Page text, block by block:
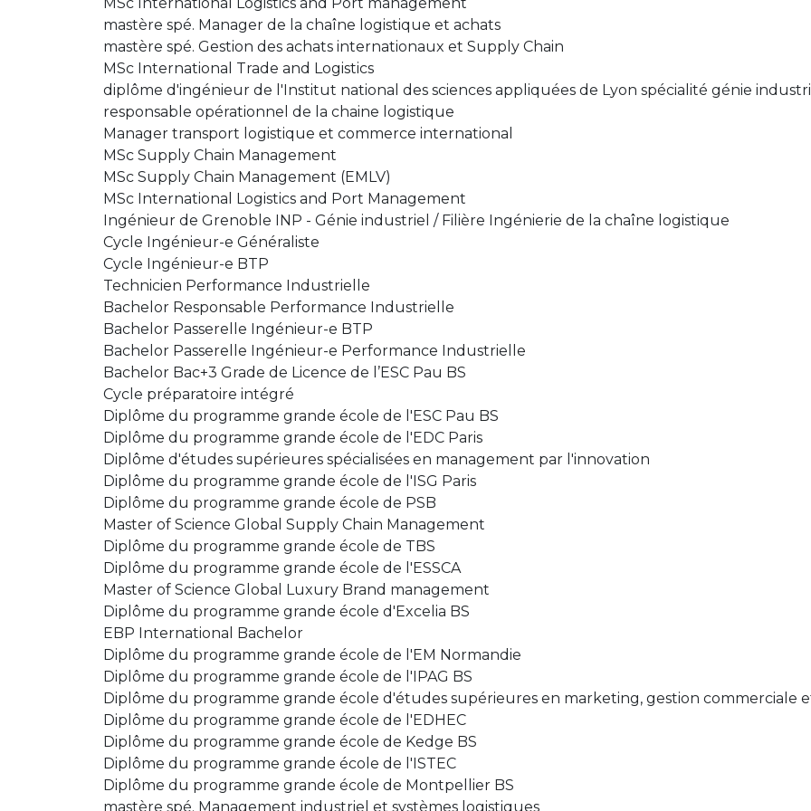
mastère spé. Manager de la chaîne logistique et achats
mastère spé. Gestion des achats internationaux et Supply Chain
MSc International Trade and Logistics
diplôme d'ingénieur de l'Institut national des sciences appliquées de Lyon spécialité génie
responsable opérationnel de la chaine logistique
Manager transport logistique et commerce international
MSc Supply Chain Management
MSc Supply Chain Management (EMLV)
MSc International Logistics and Port Management
Ingénieur de Grenoble INP - Génie industriel / Filière Ingénierie de la chaîne logistique
Cycle Ingénieur-e Généraliste
Cycle Ingénieur-e BTP
Technicien Performance Industrielle
Bachelor Responsable Performance Industrielle
Bachelor Passerelle Ingénieur-e BTP
Bachelor Passerelle Ingénieur-e Performance Industrielle
Bachelor Bac+3 Grade de Licence de l’ESC Pau BS
Cycle préparatoire intégré
Diplôme du programme grande école de l'ESC Pau BS
Diplôme du programme grande école de l'EDC Paris
Diplôme d'études supérieures spécialisées en management par l'innovation
Diplôme du programme grande école de l'ISG Paris
Diplôme du programme grande école de PSB
Master of Science Global Supply Chain Management
Diplôme du programme grande école de TBS
Diplôme du programme grande école de l'ESSCA
Master of Science Global Luxury Brand management
Diplôme du programme grande école d'Excelia BS
EBP International Bachelor
Diplôme du programme grande école de l'EM Normandie
Diplôme du programme grande école de l'IPAG BS
Diplôme du programme grande école d'études supérieures en marketing, gestion commerciale
Diplôme du programme grande école de l'EDHEC
Diplôme du programme grande école de Kedge BS
Diplôme du programme grande école de l'ISTEC
Diplôme du programme grande école de Montpellier BS
mastère spé. Management industriel et systèmes logistiques